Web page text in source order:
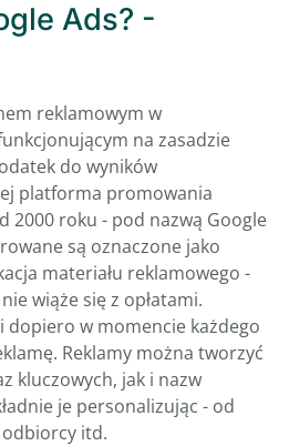
Ads? -
reklamowym w
na zasadzie
do wyników
platforma promowania
2000 roku - pod nazwą Google
są oznaczone jako
materiału reklamowego -
wiąże się z opłatami.
dopiero w momencie każdego
Reklamy można tworzyć
kluczowych, jak i nazw
je personalizując - od
itd.